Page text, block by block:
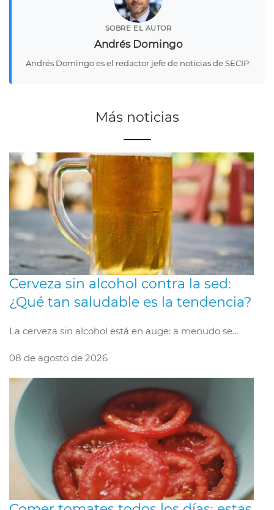
SOBRE EL AUTOR
Andrés Domingo
Andrés Domingo es el redactor jefe de noticias de SECIP.
Más noticias
Cerveza sin alcohol contra la sed:
¿Qué tan saludable es la tendencia?
La cerveza sin alcohol está en auge: a menudo se...
08 de agosto de 2026